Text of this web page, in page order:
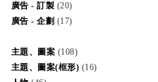
廣告 - 訂製 (20)
廣告 - 企劃 (17)
主題、圖案 (108)
主題、圖案(框形) (16)